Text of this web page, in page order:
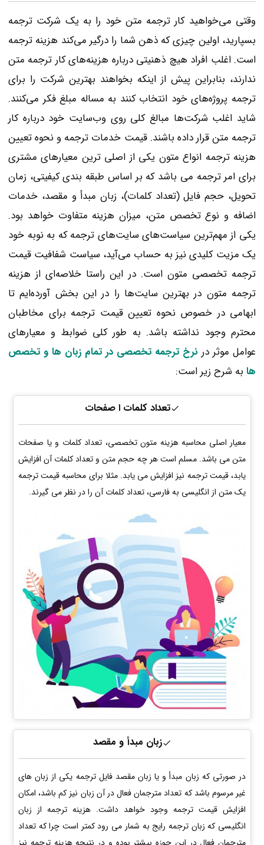
وقتی می‌خواهید کار ترجمه متن خود را به یک شرکت ترجمه
بسپارید، اولین چیزی که ذهن شما را درگیر می‌کند هزینه ترجمه
است. اغلب افراد هیچ ذهنیتی درباره هزینه‌های کار ترجمه متن
ندارند، بنابراین پیش از اینکه بخواهند بهترین شرکت را برای
ترجمه پروژه‌های خود انتخاب کنند به مساله مبلغ فکر می‌کنند.
شاید اغلب شرکت‌ها مبالغ کلی روی وب‌سایت خود درباره کار
ترجمه متن قرار داده باشند. قیمت خدمات ترجمه و نحوه تعیین
هزینه ترجمه انواع متون یکی از اصلی ترین معیارهای مشتری
برای امر ترجمه می باشد که بر اساس طبقه بندی کیفیتی، زمان
تحویل، حجم فایل (تعداد کلمات)، زبان مبدأ و مقصد، خدمات
اضافه و نوع تخصص متن، میزان هزینه متفاوت خواهد بود.
یکی از مهم‌ترین سیاست‌های سایت‌های ترجمه که به نوبه خود
یک مزیت کلیدی نیز به حساب می‌آید، سیاست شفافیت قیمت
ترجمه تخصصی متون است. در این راستا خلاصه‌ای از هزینه
ترجمه متون در بهترین سایت‌ها را در این بخش آورده‌ایم تا
ابهامی در خصوص نحوه تعیین قیمت ترجمه برای مخاطبان
محترم وجود نداشته باشد. به طور کلی ضوابط و معیارهای
عوامل موثر در نرخ ترجمه تخصصی در تمام زبان ها و تخصص
ها به شرح زیر است:
تعداد کلمات ا صفحات
معیار اصلی محاسبه هزینه متون تخصصی، تعداد کلمات و یا صفحات
متن می باشد. مسلم است هر چه حجم متن و تعداد کلمات آن افزایش
یابد، قیمت ترجمه نیز افزایش می یابد. مثلا برای محاسبه قیمت ترجمه
یک متن از انگلیسی به فارسی، تعداد کلمات آن را در نظر می گیرند.
زبان مبدأ و مقصد
در صورتی که زبان مبدأ و یا زبان مقصد فایل ترجمه یکی از زبان های
غیر مرسوم باشد که تعداد مترجمان فعال در آن زبان نیز کم باشد، امکان
افزایش قیمت ترجمه وجود خواهد داشت. هزینه ترجمه از زبان
انگلیسی که زبان ترجمه رایج به شمار می رود کمتر است چرا که تعداد